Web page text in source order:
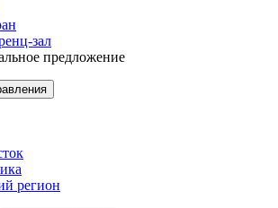
зал
предложение
регион